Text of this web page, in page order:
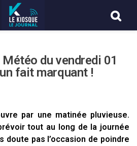
du vendredi 01
fait marquant !
par une matinée pluvieuse.
tout au long de la journée
doute pas l’occasion de poindre